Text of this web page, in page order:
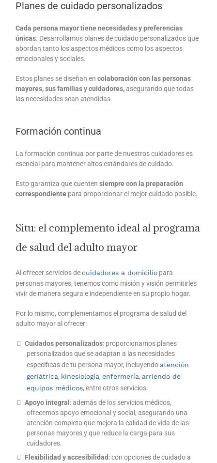
Planes de cuidado personalizados
Cada persona mayor tiene necesidades y preferencias
únicas. Desarrollamos planes de cuidado personalizados que
abordan tanto los aspectos médicos como los aspectos
emocionales y sociales.
Estos planes se diseñan en colaboración con las personas
mayores, sus familias y cuidadores,asegurando que todas
las necesidades sean atendidas.
Formación continua
La formación continua por parte de nuestros cuidadores es
esencial para mantener altos estándares de cuidado.
Esto garantiza que cuentensiempre con la preparación
correspondiente para proporcionar el mejor cuidado posible.
Situ: el complemento ideal al programa
de salud del adulto mayor
Al ofrecer servicios decuidadores a domicilio para
personas mayores, tenemos como misión y visión permitirles
vivir de manera segura e independiente en su propio hogar.
Por lo mismo, complementamos el programa de salud del
adulto mayor al ofrecer:
Cuidados personalizados: proporcionamos planes
personalizados que se adaptan a las necesidades
específicas de tu persona mayor, incluyendo atención
geriátrica, kinesiología,enfermería, arriendo de
equipos médicos, entre otros servicios.
Apoyo integral : además de los servicios médicos,
ofrecemos apoyo emocional y social, asegurando una
atención completa que mejora la calidad de vida de las
personas mayores y que reduce la carga para sus
cuidadores.
Flexibilidad y accesibilidad : con opciones de cuidado a